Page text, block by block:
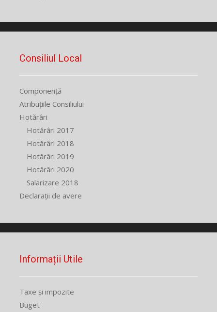
Consiliul Local
Componență
Atribuțiile Consiliului
Hotărâri
Hotărâri 2017
Hotărâri 2018
Hotărâri 2019
Hotărâri 2020
Salarizare 2018
Declarații de avere
Informații Utile
Taxe și impozite
Buget